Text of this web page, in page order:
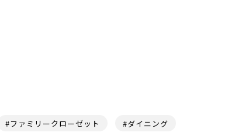
#ファミリークローゼット #ダイニング